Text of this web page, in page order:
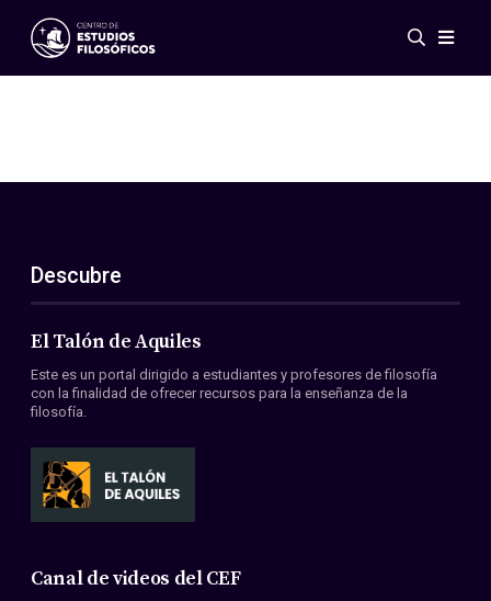
Eventos
ES
EN
Acerca de nosotros
Miembros
Convenios
Descubre
El Talón de Aquiles
Este es un portal dirigido a estudiantes y profesores de filosofía
con la finalidad de ofrecer recursos para la enseñanza de la
filosofía.
Canal de videos del CEF